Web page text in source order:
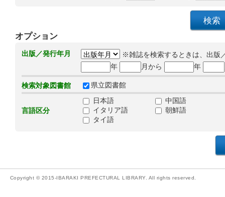
オプション
出版／発行年月
※雑誌を検索するときは、出版
年
月から 年
検索対象図書館 県立図書館
言語区分
日本語
中国語
イタリア語
朝鮮語
タイ語
Copyright © 2015-IBARAKI PREFECTURAL LIBRARY. All rights reserved.